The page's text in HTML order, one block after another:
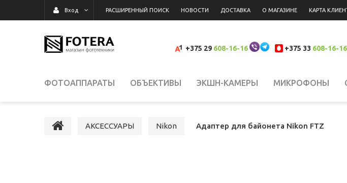
Вход РАСШИРЕННЫЙ ПОИСК НОВОСТИ ДОСТАВКА О МАГАЗИНЕ КАРТА
+375 29 608-16-16 +375 33 608-16-16
ФОТОАППАРАТЫ ОБЪЕКТИВЫ ЭКШН-КАМЕРЫ МИКРОФОНЫ
АКСЕССУАРЫ Nikon Адаптер для байонета Nikon FTZ